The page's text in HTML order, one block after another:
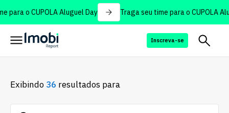
para o CUPOLA Aluguel Day Traga seu time para o CUPOLA
Inscreva-se
Exibindo 36 resultados para